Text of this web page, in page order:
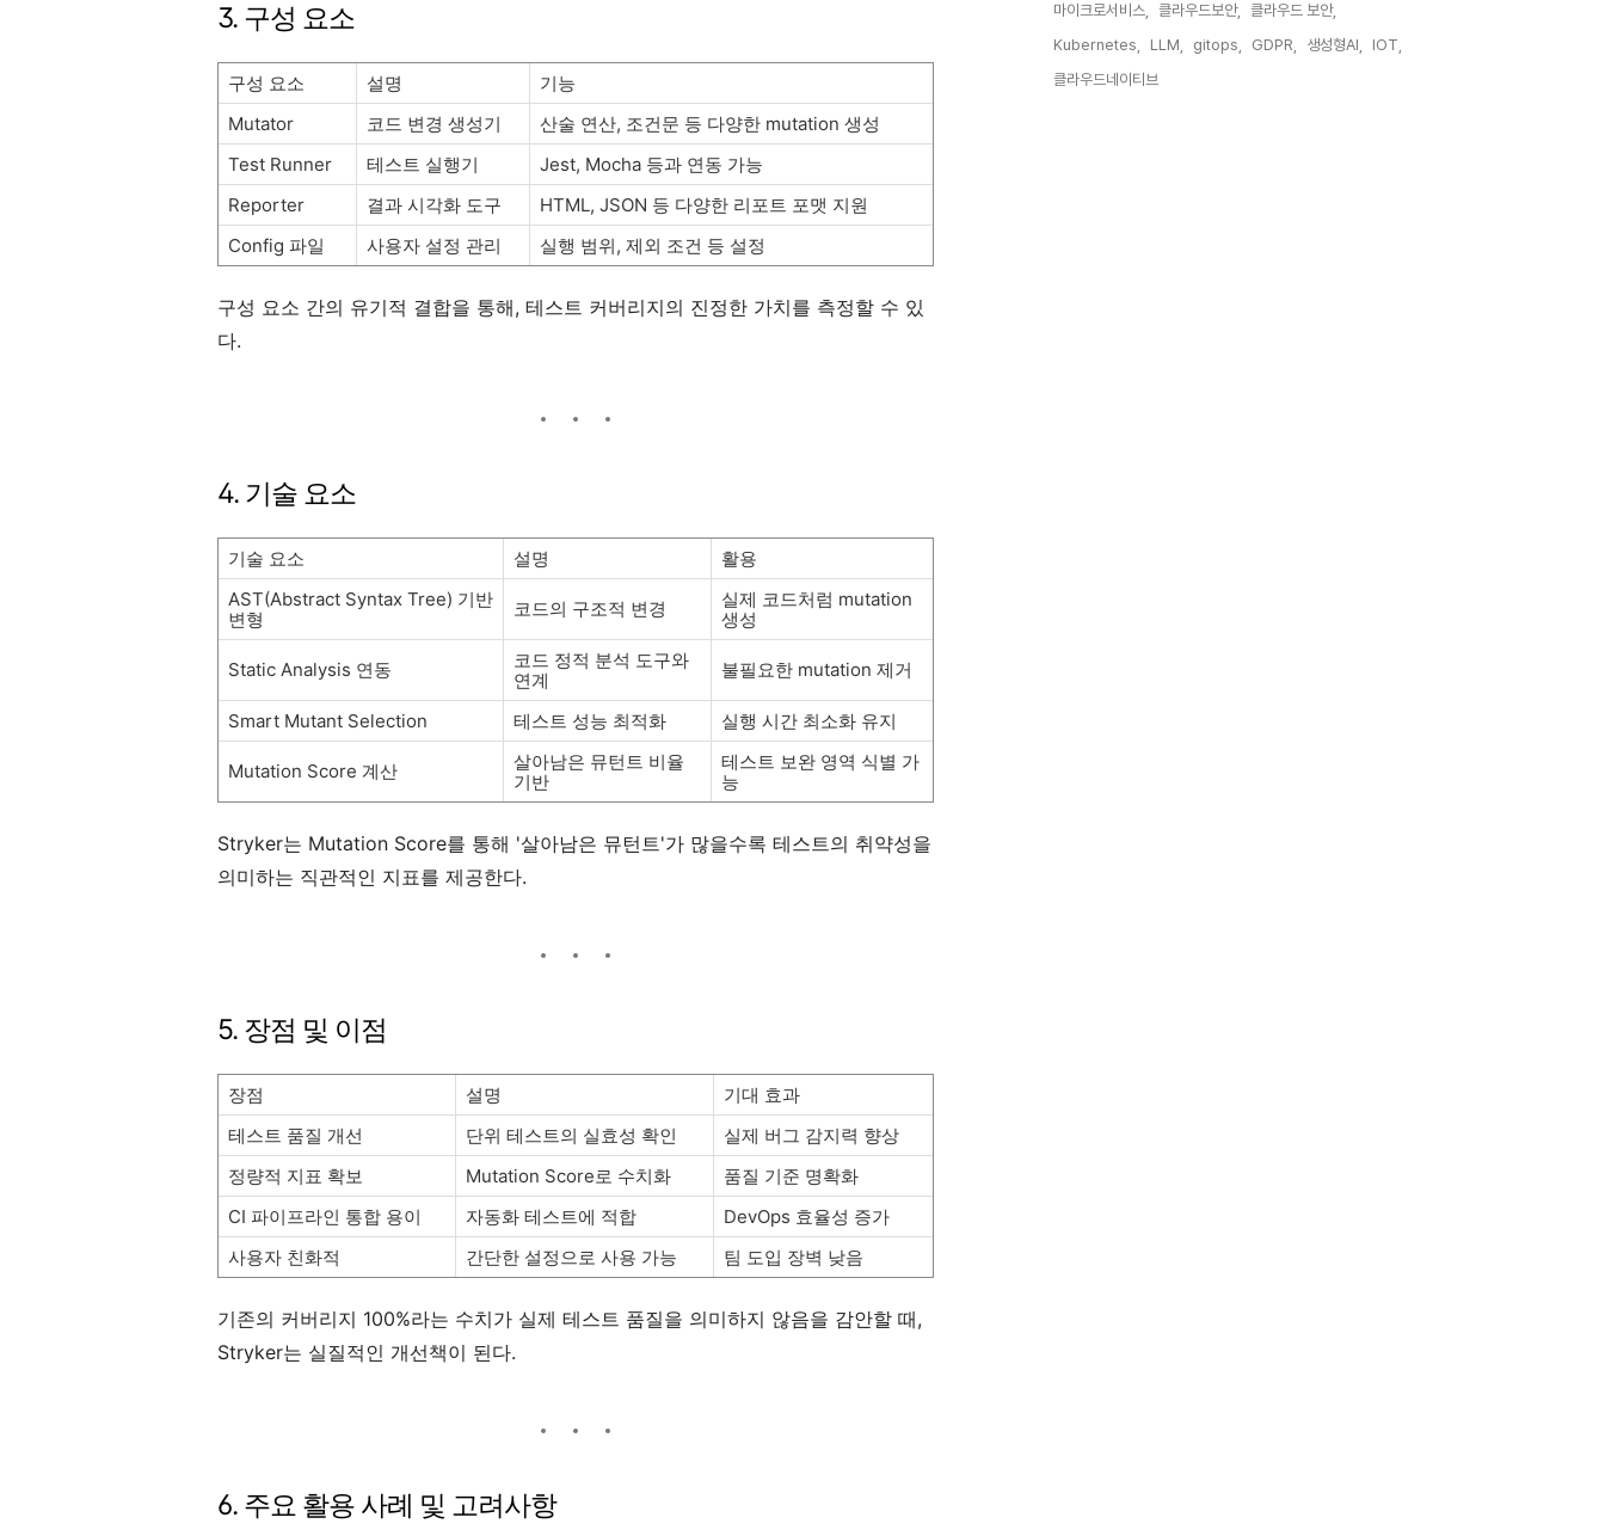
3. 구성 요소
구성 요소 설명
기능
Mutator
코드 변경 생성기
산술 연산, 조건문 등 다양한 mutation 생성
Test Runner
테스트 실행기
Jest, Mocha 등과 연동 가능
Reporter
결과 시각화 도구
HTML, JSON 등 다양한 리포트 포맷 지원
Config 파일
사용자 설정 관리 실행 범위, 제외 조건 등 설정
구성 요소 간의 유기적 결합을 통해, 테스트 커버리지의 진정한 가치를 측정할 수 있
다.
4. 기술 요소
기술 요소 설명
활용
AST(Abstract Syntax Tree) 기반
변형
코드의 구조적 변경
실제 코드처럼 mutation
생성
Static Analysis 연동
코드 정적 분석 도구와
연계
불필요한 mutation 제거
Smart Mutant Selection 테스트 성능 최적화 실행 시간 최소화 유지
Mutation Score 계산
살아남은 뮤턴트 비율
기반
테스트 보완 영역 식별 가
능
Stryker는 Mutation Score를 통해 '살아남은 뮤턴트'가 많을수록 테스트의 취약성을
의미하는 직관적인 지표를 제공한다.
5. 장점 및 이점
장점 설명
기대 효과
테스트 품질 개선
단위 테스트의 실효성 확인
실제 버그 감지력 향상
정량적 지표 확보
Mutation Score로 수치화
품질 기준 명확화
CI 파이프라인 통합 용이
자동화 테스트에 적합
DevOps 효율성 증가
사용자 친화적
간단한 설정으로 사용 가능 팀 도입 장벽 낮음
기존의 커버리지 100%라는 수치가 실제 테스트 품질을 의미하지 않음을 감안할 때,
Stryker는 실질적인 개선책이 된다.
6. 주요 활용 사례 및 고려사항
마이크로서비스,
클라우드보안,
클라우드 보안,
Kubernetes,
LLM, gitops, GDPR, 생성형AI,
IOT,
클라우드네이티브,